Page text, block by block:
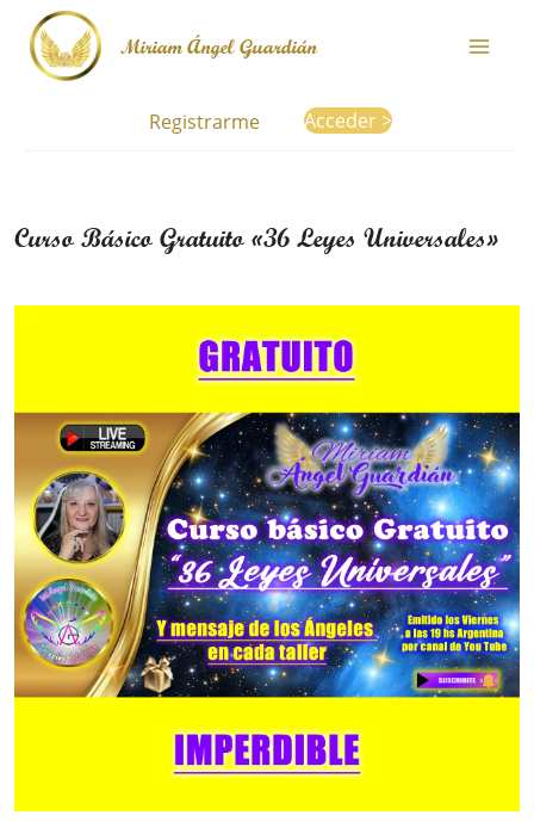
contenido
Miriam Ángel Guardián
Registrarme Acceder >
Curso Básico Gratuito «36 Leyes Universales»